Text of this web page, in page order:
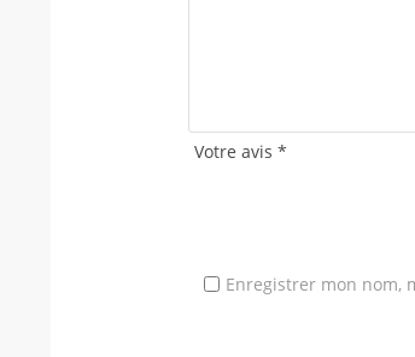
Votre avis *
Enregistrer mon nom,